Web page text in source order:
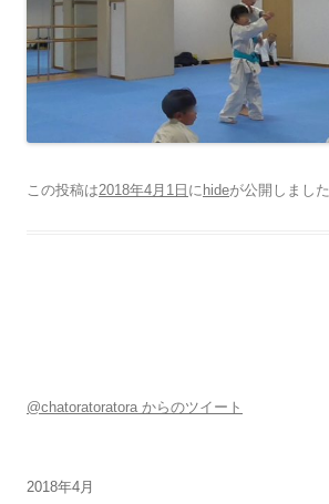
この投稿は2018年4月1日 に hideが公開しました
@chatoratoratora からのツイート
2018年4月